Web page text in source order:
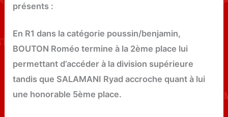
présents :
En R1 dans la catégorie poussin/benjamin,
BOUTON Roméo termine à la 2ème place lui
permettant d’accéder à la division supérieure
tandis que SALAMANI Ryad accroche quant à lui
une honorable 5ème place.